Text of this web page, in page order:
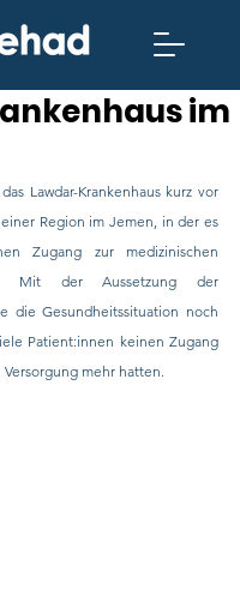
im
Lawdar-Krankenhaus kurz vor
Region im Jemen, in der es
Zugang zur medizinischen
Mit der Aussetzung der
die Gesundheitssituation noch
Patient:innen keinen Zugang
mehr hatten.